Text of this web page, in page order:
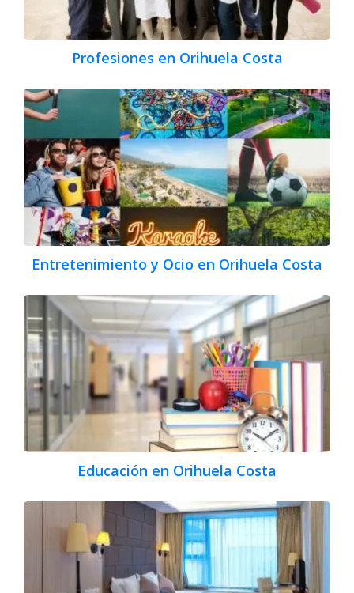
Profesiones en Orihuela Costa
Entretenimiento y Ocio en Orihuela Costa
Educación en Orihuela Costa